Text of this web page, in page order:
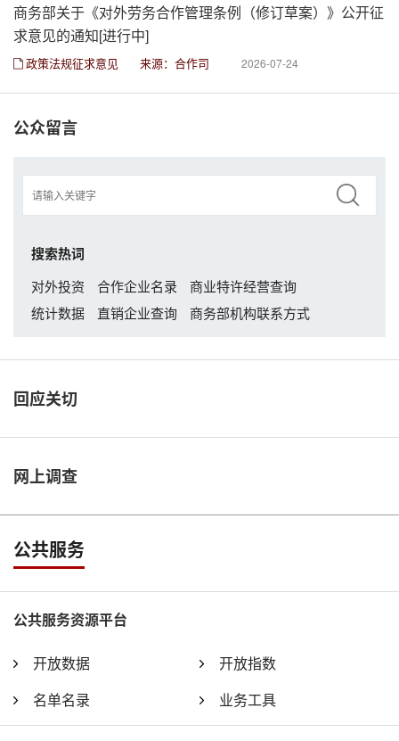
商务部关于《对外劳务合作管理条例（修订草案）》公开征
求意见的通知[进行中]
政策法规征求意见 来源：合作司 2026-07-24
公众留言
搜索热词
对外投资 合作企业名录
商业特许经营查询
统计数据
直销企业查询 商务部机构联系方式
回应关切
网上调查
公共服务
公共服务资源平台
开放数据
开放指数
名单名录
业务工具